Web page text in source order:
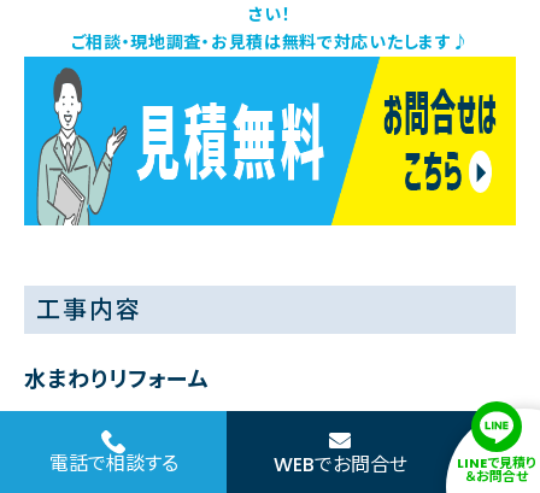
さい！
ご相談・現地調査・お見積は無料で対応いたします♪
工事内容
水まわりリフォーム
設備解体、撤去、搬出
給水、給湯、排水工事
電話で相談する WEBでお問合せ LINEで見積り
＆お問合せ